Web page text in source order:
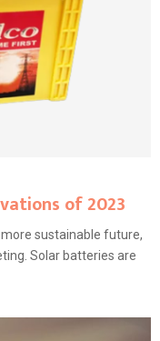
of 2023
sustainable future,
Solar batteries are